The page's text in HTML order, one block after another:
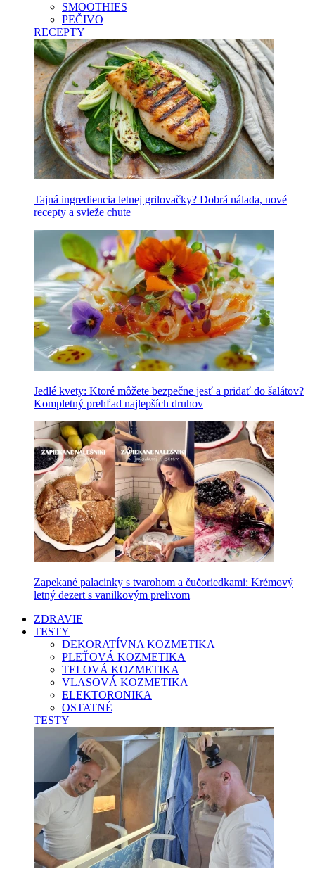
SMOOTHIES
PEČIVO
RECEPTY
Tajná ingrediencia letnej grilovačky? Dobrá nálada, nové
recepty a svieže chute
Jedlé kvety: Ktoré môžete bezpečne jesť a pridať do šalátov?
Kompletný prehľad najlepších druhov
Zapekané palacinky s tvarohom a čučoriedkami: Krémový
letný dezert s vanilkovým prelivom
ZDRAVIE
TESTY
DEKORATÍVNA KOZMETIKA
PLEŤOVÁ KOZMETIKA
TELOVÁ KOZMETIKA
VLASOVÁ KOZMETIKA
ELEKTORONIKA
OSTATNÉ
TESTY